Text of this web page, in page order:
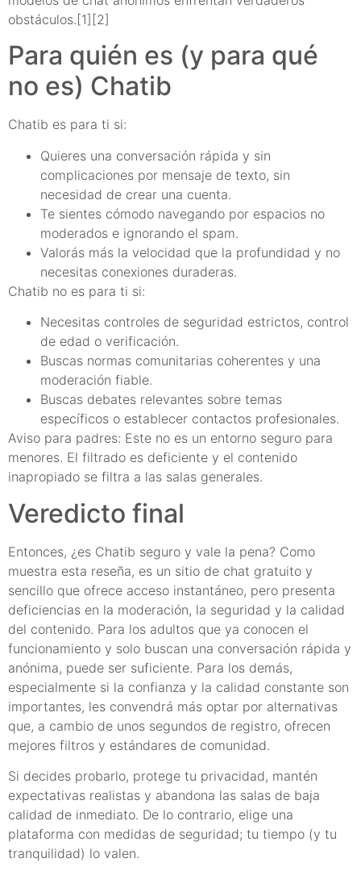
obstáculos.[1][2]
Para quién es (y para qué
no es) Chatib
Chatib es para ti si:
Quieres una conversación rápida y sin
complicaciones por mensaje de texto, sin
necesidad de crear una cuenta.
Te sientes cómodo navegando por espacios no
moderados e ignorando el spam.
Valorás más la velocidad que la profundidad y no
necesitas conexiones duraderas.
Chatib no es para ti si:
Necesitas controles de seguridad estrictos, control
de edad o verificación.
Buscas normas comunitarias coherentes y una
moderación fiable.
Buscas debates relevantes sobre temas
específicos o establecer contactos profesionales.
Aviso para padres: Este no es un entorno seguro para
menores. El filtrado es deficiente y el contenido
inapropiado se filtra a las salas generales.
Veredicto final
Entonces, ¿es Chatib seguro y vale la pena? Como
muestra esta reseña, es un sitio de chat gratuito y
sencillo que ofrece acceso instantáneo, pero presenta
deficiencias en la moderación, la seguridad y la calidad
del contenido. Para los adultos que ya conocen el
funcionamiento y solo buscan una conversación rápida y
anónima, puede ser suficiente. Para los demás,
especialmente si la confianza y la calidad constante son
importantes, les convendrá más optar por alternativas
que, a cambio de unos segundos de registro, ofrecen
mejores filtros y estándares de comunidad.
Si decides probarlo, protege tu privacidad, mantén
expectativas realistas y abandona las salas de baja
calidad de inmediato. De lo contrario, elige una
plataforma con medidas de seguridad; tu tiempo (y tu
tranquilidad) lo valen.